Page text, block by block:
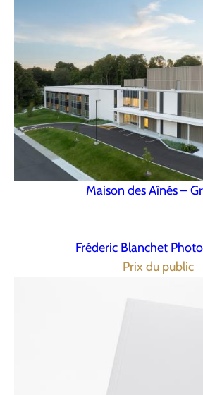
Maison des Aînés –
Fréderic Blanchet
Prix du public